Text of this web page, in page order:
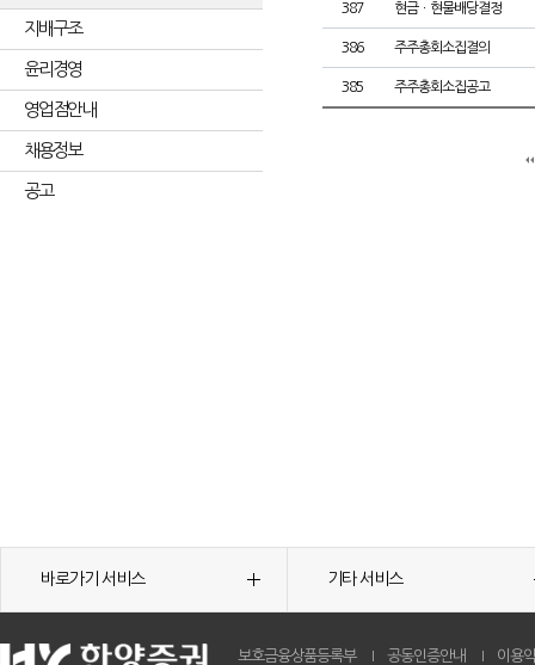
지배구조
윤리경영
영업점안내
채용정보
공고
387 현금ㆍ현물배당결정
386 주주총회소집결의
385 주주총회소집공고
바로가기 서비스 기타 서비스
보호금융상품등록부 공동인증안내 이용